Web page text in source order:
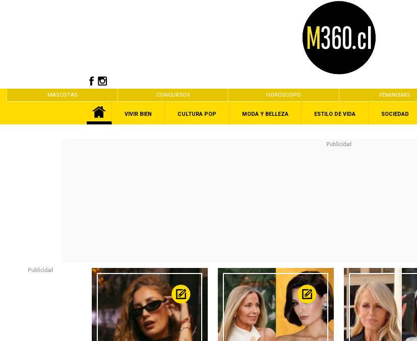
MASCOTAS CONCURSOS HORÓSCOPO FEMINISMO
VIVIR BIEN CULTURA POP MODA Y BELLEZA ESTILO DE VIDA SOCIEDAD